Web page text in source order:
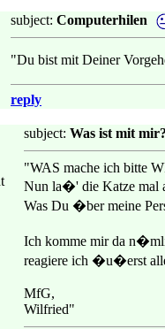
subject: Computerhilen
"Du bist mit Deiner
reply
subject: Was ist mit mir?
"WAS mache ich bitte
Nun la�' die Katze mal
Was Du �ber meine
Ich komme mir da
reagiere ich �u�erst
MfG,
Wilfried"